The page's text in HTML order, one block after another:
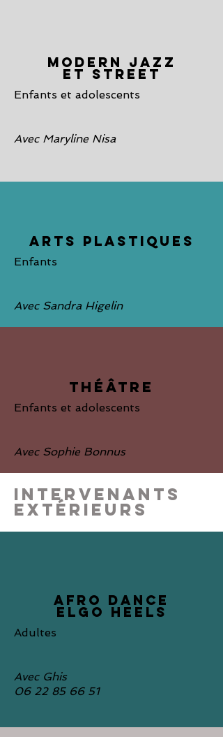
MODERN JAZZ
ET STREET
Enfants et adolescents
Avec Maryline Nisa
ARTS PLASTIQUES
Enfants
Avec Sandra Higelin
THÉÂTRE
Enfants et adolescents
Avec Sophie Bonnus
INTERVENANTS
EXTÉRIEURS
AFRO dance
eLGO heels
Adultes
Avec Ghis
06 22 85 66 51